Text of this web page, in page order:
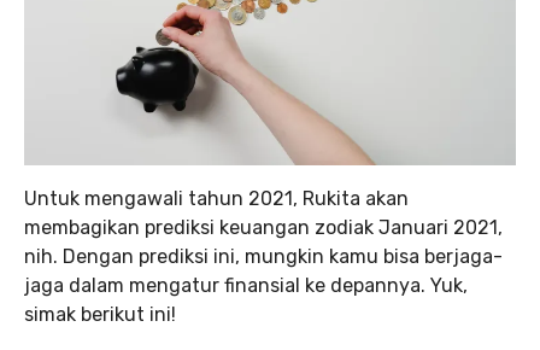
Untuk mengawali tahun 2021, Rukita akan
membagikan prediksi keuangan zodiak Januari 2021,
nih. Dengan prediksi ini, mungkin kamu bisa berjaga-
jaga dalam mengatur finansial ke depannya. Yuk,
simak berikut ini!